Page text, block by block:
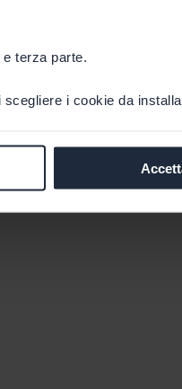
terza parte.
i cookie da